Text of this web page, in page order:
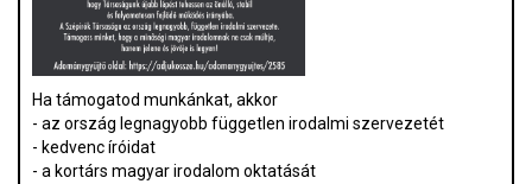
Ha támogatod munkánkat, akkor
- az ország legnagyobb független irodalmi szervezetét
- kedvenc íróidat
- a kortárs magyar irodalom oktatását